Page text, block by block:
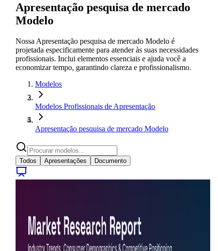
Apresentação pesquisa de mercado
Modelo
Nossa Apresentação pesquisa de mercado Modelo é
projetada especificamente para atender às suas necessidades
profissionais. Inclui elementos essenciais e ajuda você a
economizar tempo, garantindo clareza e profissionalismo.
Modelos
Modelos Profissionais de Apresentação
Apresentação pesquisa de mercado Modelo
Todos Apresentações Documento